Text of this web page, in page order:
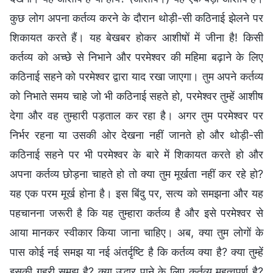
कुछ लोग अपना कर्तव्य करने के दौरान थोड़ी-सी कठिनाई झेलने पर
शिकायत करते हैं। यह बेखबर होकर आशीषों में जीना है! किसी
कर्तव्य को अच्छे से निभाने और परमेश्वर की महिमा बढ़ाने के लिए
कठिनाई सहने को परमेश्वर द्वारा याद रखा जाएगा। तुम अपने कर्तव्य
को निभाते समय चाहे जो भी कठिनाई सहते हो, परमेश्वर तुम्हें आशीष
देगा और वह तुम्हारी पड़ताल कर रहा है। अगर तुम परमेश्वर पर
निर्भर रहना या उसकी ओर देखना नहीं जानते हो और थोड़ी-सी
कठिनाई सहने पर भी परमेश्वर के बारे में शिकायत करते हो और
अपना कर्तव्य छोड़ना चाहते हो तो क्या तुम मूर्खता नहीं कर रहे हो?
यह एक परम मूर्ख होना है। इस बिंदु पर, सत्य को समझना और यह
पहचानना जरूरी है कि यह तुम्हारा कर्तव्य है और इसे परमेश्वर से
आया मानकर स्वीकार किया जाना चाहिए। अब, क्या तुम लोगों के
पास कोई नई समझ या नई अंतर्दृष्टि है कि कर्तव्य क्या है? क्या तुम्हें